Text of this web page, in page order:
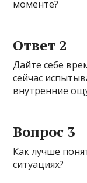
моменте?
Ответ 2
Дайте себе
сейчас
внутренние
Вопрос 3
Как лучше
ситуациях?